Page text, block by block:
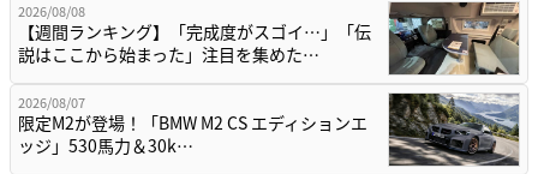
2026/08/08
【週間ランキング】「完成度がスゴイ…」「伝
説はここから始まった」注目を集めた…
2026/08/07
限定M2が登場！「BMW M2 CS エディションエ
ッジ」530馬力＆30k…